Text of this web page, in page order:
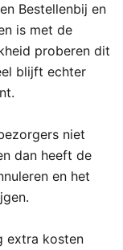
Bestellenbij en
is met de
proberen dit
blijft echter
niet
dan heeft de
en het
extra kosten